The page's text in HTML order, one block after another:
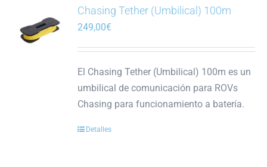
Chasing Tether (Umbilical) 100m
249,00€
El Chasing Tether (Umbilical) 100m es un
umbilical de comunicación para ROVs
Chasing para funcionamiento a batería.
Detalles